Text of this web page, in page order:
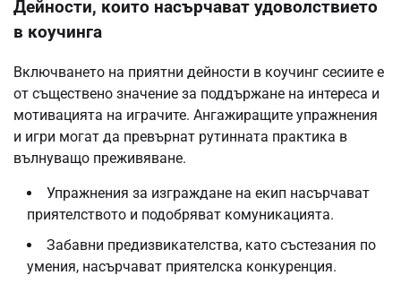
Дейности, които насърчават удоволствието
в коучинга
Включването на приятни дейности в коучинг сесиите е
от съществено значение за поддържане на интереса и
мотивацията на играчите. Ангажиращите упражнения
и игри могат да превърнат рутинната практика в
вълнуващо преживяване.
Упражнения за изграждане на екип насърчават
приятелството и подобряват комуникацията.
Забавни предизвикателства, като състезания по
умения, насърчават приятелска конкуренция.